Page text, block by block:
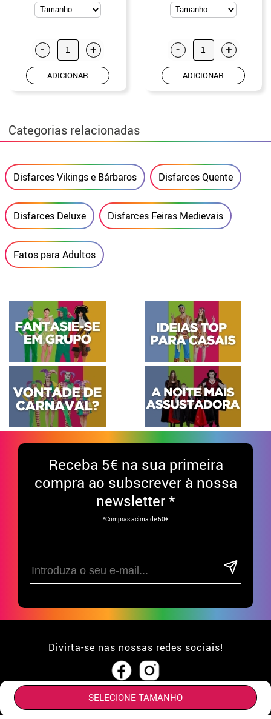
SELECIONE TAMANHO
- +
ADICIONAR
- +
ADICIONAR
Categorias relacionadas
Disfarces Vikings e Bárbaros Disfarces Quente
Disfarces Deluxe Disfarces Feiras Medievais
Fatos para Adultos
Receba 5€ na sua primeira
compra ao subscrever à nossa
newsletter *
*Compras acima de 50€
Divirta-se nas nossas redes sociais!